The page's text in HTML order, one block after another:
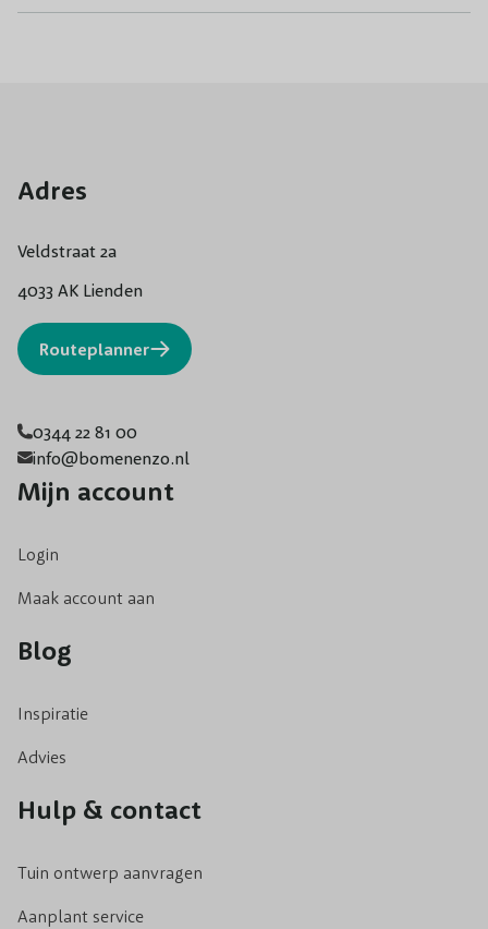
Adres
Veldstraat 2a
4033 AK Lienden
Routeplanner
0344 22 81 00
info@bomenenzo.nl
Mijn account
Login
Maak account aan
Blog
Inspiratie
Advies
Hulp & contact
Tuin ontwerp aanvragen
Aanplant service